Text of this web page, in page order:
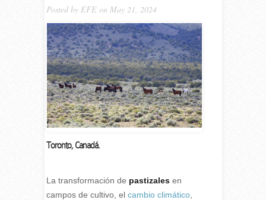
Posted by EFEon May 21, 2024
Toronto, Canadá.
La transformación de pastizalesen
campos de cultivo, el cambio climático,